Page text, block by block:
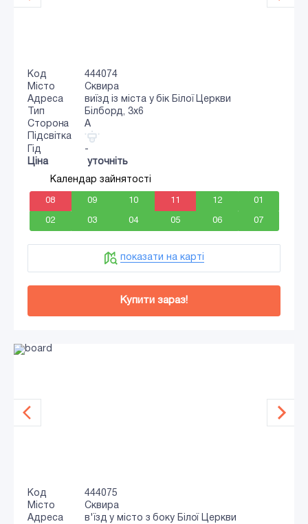
Код
444074
Місто
Сквира
Адреса
виїзд із міста у бік Білої Церкви
Тип
Білборд, 3x6
Сторона
A
Підсвітка
Гід
-
Ціна
уточніть
Календар зайнятості
08 09 10 11 12 01
02 03 04 05 06 07
показати на карті
Купити зараз!
Код
444075
Місто
Сквира
Адреса
в'їзд у місто з боку Білої Церкви